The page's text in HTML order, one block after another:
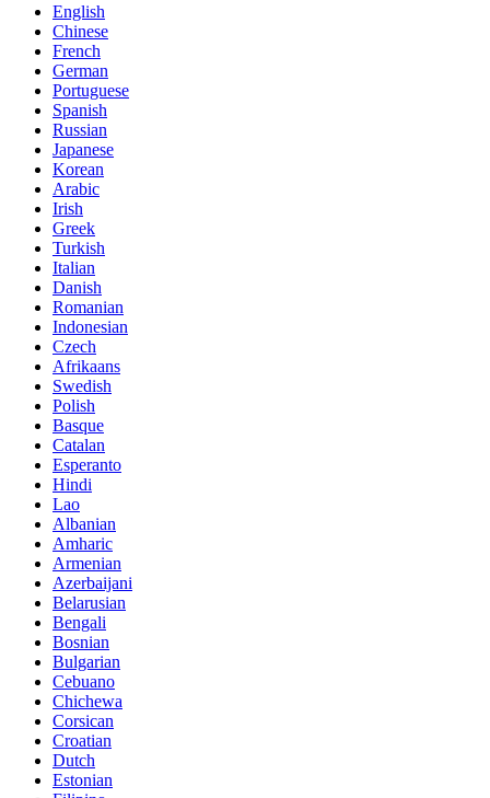
English
Chinese
French
German
Portuguese
Spanish
Russian
Japanese
Korean
Arabic
Irish
Greek
Turkish
Italian
Danish
Romanian
Indonesian
Czech
Afrikaans
Swedish
Polish
Basque
Catalan
Esperanto
Hindi
Lao
Albanian
Amharic
Armenian
Azerbaijani
Belarusian
Bengali
Bosnian
Bulgarian
Cebuano
Chichewa
Corsican
Croatian
Dutch
Estonian